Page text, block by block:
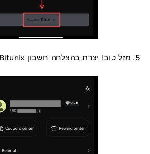
5. מזל טוב! יצרת בהצלחה חשבון Bitunix.